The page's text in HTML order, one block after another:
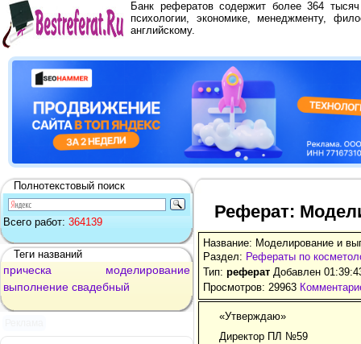
Банк рефератов содержит более 364
психологии, экономике, менеджменту,
английскому.
Полнотекстовый поиск
Всего работ: 364139
Теги названий
прическа
моделирование
выполнение свадебный
Реферат:
Название: Моделирование и
Раздел: Рефераты по
Тип: реферат Добавлен
Просмотров: 29963
«Утверждаю»
Директор ПЛ №59